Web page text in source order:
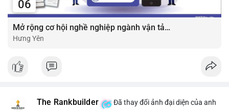
06
Mở rộng cơ hội nghề nghiệp ngành vận tải - lái xe với mức lương bứt phá ?
Hưng Yên
The Rankbuilder
Đã thay đổi ảnh đại diện của anh